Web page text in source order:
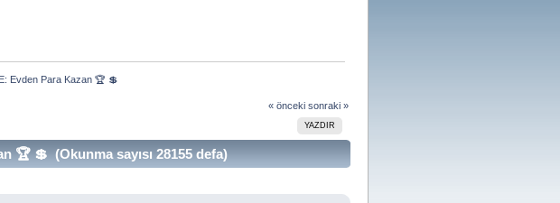
Evden Para Kazan 🏆 💲
« önceki sonraki »
YAZDIR
🏆 💲 (Okunma sayısı 28155 defa)